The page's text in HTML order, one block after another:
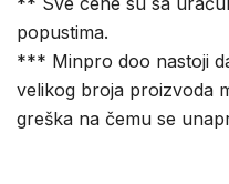
popustima.
*** Minpro doo nastoji
velikog broja proizvoda
greška na čemu se